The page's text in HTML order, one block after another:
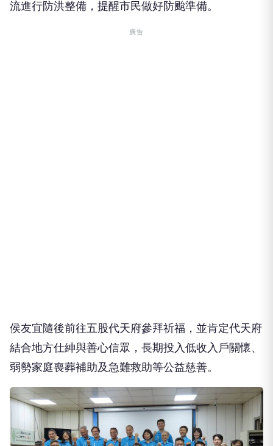
流進行防洪整備，提醒市民做好防颱準備。
廣告
侯友宜隨後前往五股代天府參拜祈福，並肯定代天府
結合地方仕紳與善心信眾，長期投入低收入戶關懷、
弱勢家庭喪葬補助及急難救助等公益慈善。